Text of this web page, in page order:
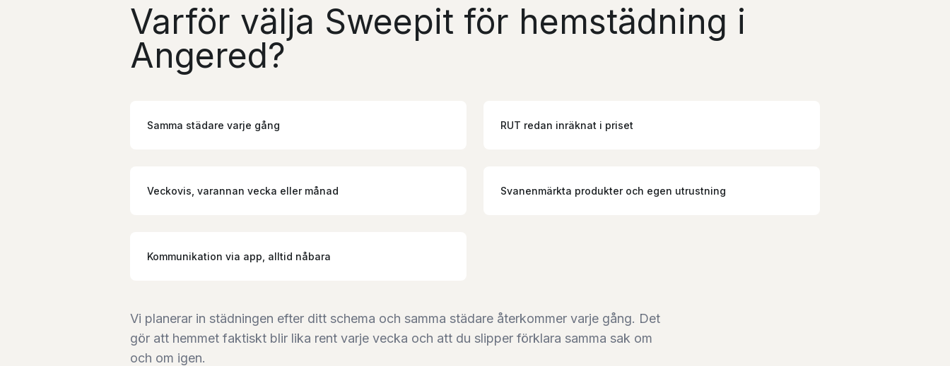
Varför välja Sweepit för hemstädning i
Angered?
Samma städare varje gång RUT redan inräknat i priset
Veckovis, varannan vecka eller månad Svanenmärkta produkter och egen utrustning
Kommunikation via app, alltid nåbara
Vi planerar in städningen efter ditt schema och samma städare återkommer varje gång. Det
gör att hemmet faktiskt blir lika rent varje vecka och att du slipper förklara samma sak om
och om igen.